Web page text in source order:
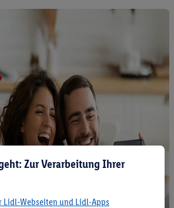
Zur Verarbeitung Ihrer
Lidl-Webseiten und Lidl-Apps